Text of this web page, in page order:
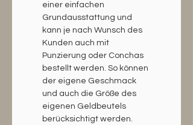
einer einfachen
Grundausstattung und
kann je nach Wunsch des
Kunden auch mit
Punzierung oder Conchas
bestellt werden. So können
der eigene Geschmack
und auch die Größe des
eigenen Geldbeutels
berücksichtigt werden.